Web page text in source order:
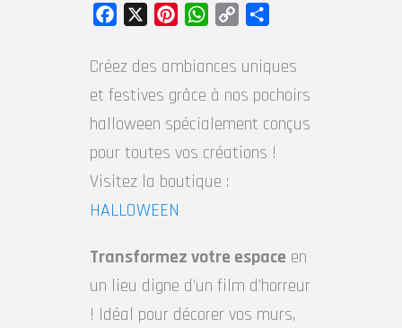
Facebook PinterestWhatsApp
Copy
Créez des ambiances uniques
et festives grâce à nos pochoirs
halloween spécialement conçus
pour toutes vos créations !
Visitez la boutique :
HALLOWEEN
Transformez votre espace en
un lieu digne d’un film d’horreur
! Idéal pour décorer vos murs,